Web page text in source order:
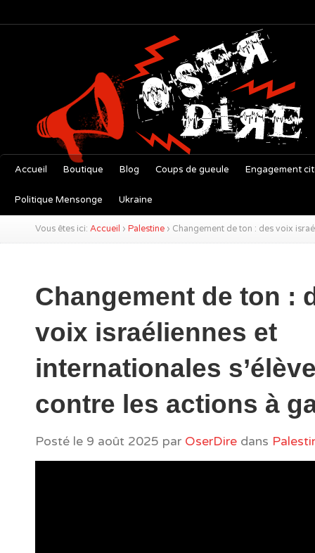
Accueil Boutique Blog Coups de gueule Engagement
Politique Mensonge Ukraine
Vous êtes ici: Accueil › Palestine › Changement de ton : des voix
Changement de ton :
voix israéliennes et
internationales
contre les actions à
Posté le 9 août 2025 par OserDire dans